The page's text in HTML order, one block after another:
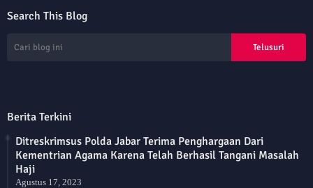
Search This Blog
Berita Terkini
Ditreskrimsus Polda Jabar Terima Penghargaan Dari
Kementrian Agama Karena Telah Berhasil Tangani Masalah
Haji
Agustus 17, 2023